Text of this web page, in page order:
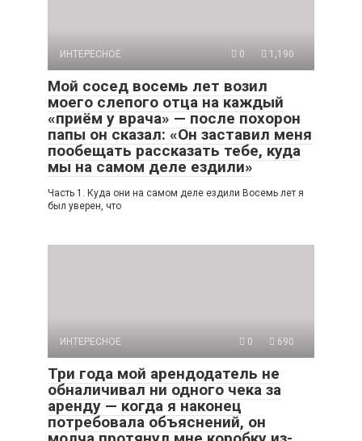
ИНТЕРЕСНОЕ 0 1,190
Мой сосед восемь лет возил
моего слепого отца на каждый
«приём у врача» — после похорон
папы он сказал: «Он заставил меня
пообещать рассказать тебе, куда
мы на самом деле ездили»
Часть 1. Куда они на самом деле ездили Восемь лет я
был уверен, что
ИНТЕРЕСНОЕ 0 690
Три года мой арендодатель не
обналичивал ни одного чека за
аренду — когда я наконец
потребовала объяснений, он